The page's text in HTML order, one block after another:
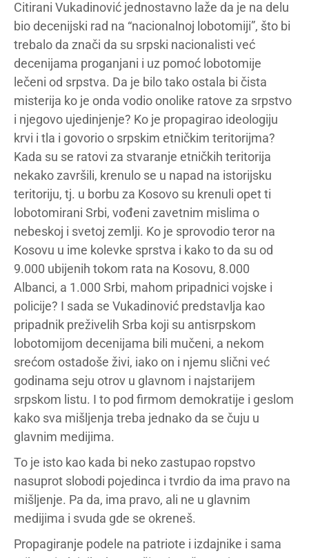
Citirani Vukadinović jednostavno laže da je na delu
bio decenijski rad na “nacionalnoj lobotomiji”, što bi
trebalo da znači da su srpski nacionalisti već
decenijama proganjani i uz pomoć lobotomije
lečeni od srpstva. Da je bilo tako ostala bi čista
misterija ko je onda vodio onolike ratove za srpstvo
i njegovo ujedinjenje? Ko je propagirao ideologiju
krvi i tla i govorio o srpskim etničkim teritorijma?
Kada su se ratovi za stvaranje etničkih teritorija
nekako završili, krenulo se u napad na istorijsku
teritoriju, tj. u borbu za Kosovo su krenuli opet ti
lobotomirani Srbi, vođeni zavetnim mislima o
nebeskoj i svetoj zemlji. Ko je sprovodio teror na
Kosovu u ime kolevke sprstva i kako to da su od
9.000 ubijenih tokom rata na Kosovu, 8.000
Albanci, a 1.000 Srbi, mahom pripadnici vojske i
policije? I sada se Vukadinović predstavlja kao
pripadnik preživelih Srba koji su antisrpskom
lobotomijom decenijama bili mučeni, a nekom
srećom ostadoše živi, iako on i njemu slični već
godinama seju otrov u glavnom i najstarijem
srpskom listu. I to pod firmom demokratije i geslom
kako sva mišljenja treba jednako da se čuju u
glavnim medijima.
To je isto kao kada bi neko zastupao ropstvo
nasuprot slobodi pojedinca i tvrdio da ima pravo na
mišljenje. Pa da, ima pravo, ali ne u glavnim
medijima i svuda gde se okreneš.
Propagiranje podele na patriote i izdajnike i sama